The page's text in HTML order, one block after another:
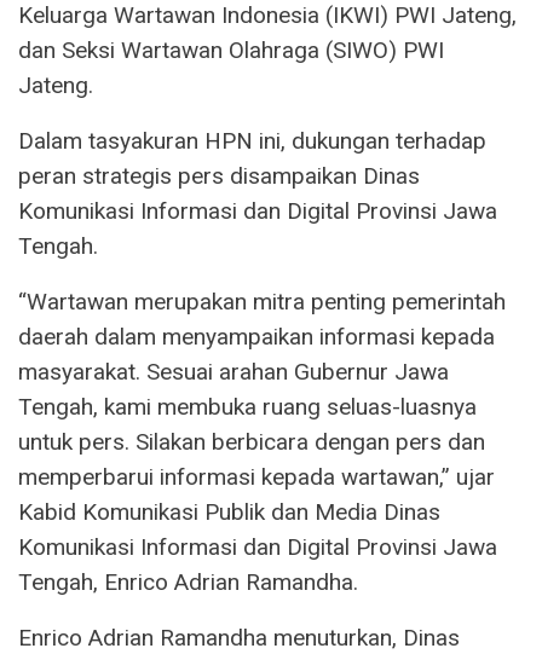
Keluarga Wartawan Indonesia (IKWI) PWI Jateng,
dan Seksi Wartawan Olahraga (SIWO) PWI
Jateng.
Dalam tasyakuran HPN ini, dukungan terhadap
peran strategis pers disampaikan Dinas
Komunikasi Informasi dan Digital Provinsi Jawa
Tengah.
“Wartawan merupakan mitra penting pemerintah
daerah dalam menyampaikan informasi kepada
masyarakat. Sesuai arahan Gubernur Jawa
Tengah, kami membuka ruang seluas-luasnya
untuk pers. Silakan berbicara dengan pers dan
memperbarui informasi kepada wartawan,” ujar
Kabid Komunikasi Publik dan Media Dinas
Komunikasi Informasi dan Digital Provinsi Jawa
Tengah, Enrico Adrian Ramandha.
Enrico Adrian Ramandha menuturkan, Dinas